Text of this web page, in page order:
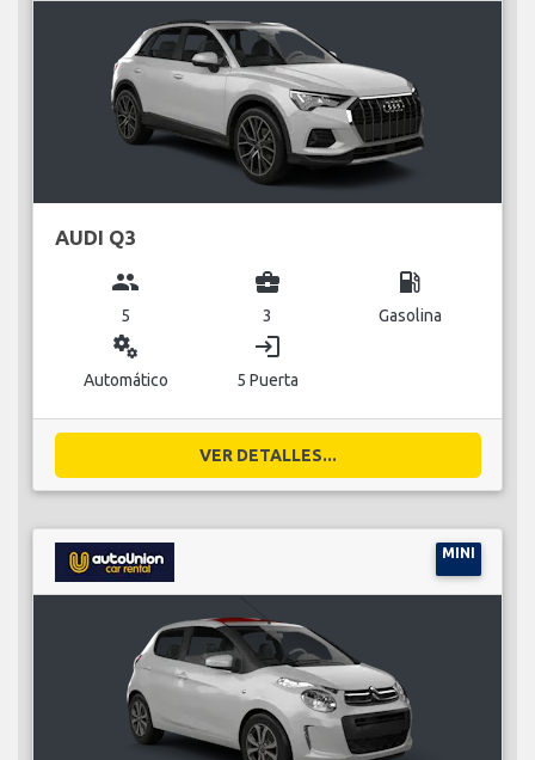
AUDI Q3
group
5
business_center
3
local_gas_station
Gasolina
miscellaneous_services
Automático
login
5 Puerta
VER DETALLES...
MINI